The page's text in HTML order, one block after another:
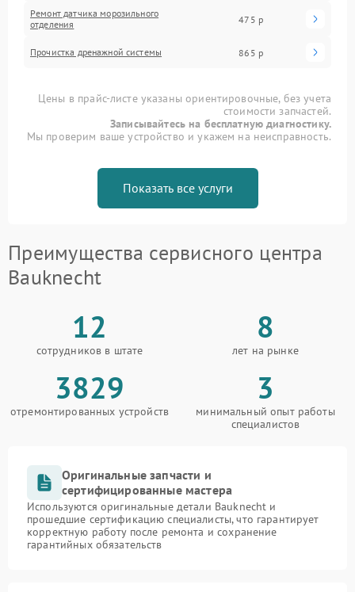
Ремонт датчика морозильного
отделения
475 р
Прочистка дренажной системы 865 р
Цены в прайс-листе указаны ориентировочные, без учета
стоимости запчастей.
Записывайтесь на бесплатную диагностику.
Мы проверим ваше устройство и укажем на неисправность.
Показать все услуги
Преимущества сервисного центра
Bauknecht
12
сотрудников в штате
8
лет на рынке
3829
отремонтированных устройств
3
минимальный опыт работы
специалистов
Оригинальные запчасти и
сертифицированные мастера
Используются оригинальные детали Bauknecht и
прошедшие сертификацию специалисты, что гарантирует
корректную работу после ремонта и сохранение
гарантийных обязательств